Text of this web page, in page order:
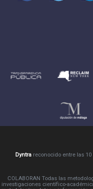
Dyntrareconocido entre las 10
COLABORAN Todas las
investigaciones científico-